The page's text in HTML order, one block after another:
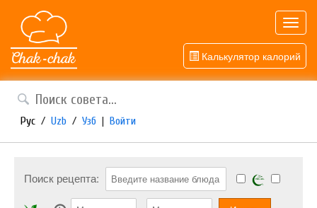
Калькулятор калорий
Рус / Uzb / Узб | Войти
Поиск рецепта: